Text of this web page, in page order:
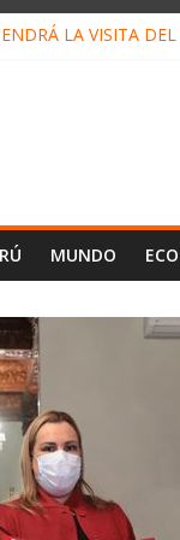
LA VISITA
MUNDO